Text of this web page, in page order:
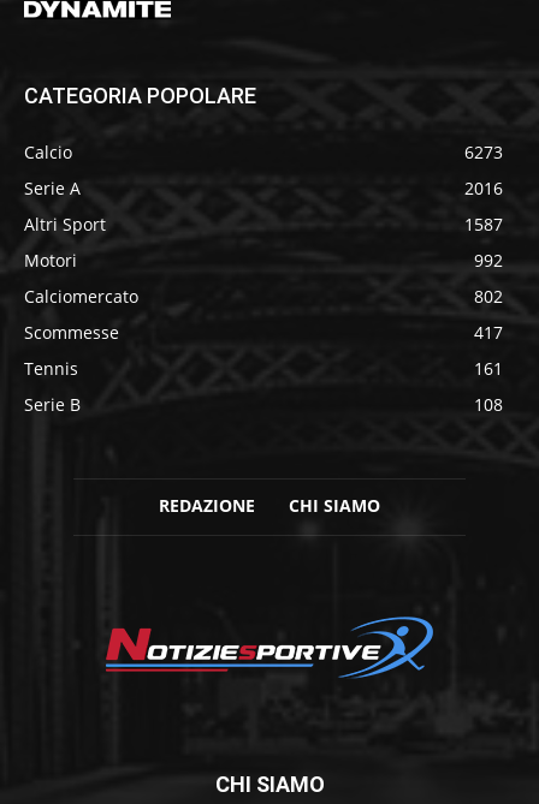
CATEGORIA POPOLARE
Calcio
6273
Serie A
2016
Altri Sport
1587
Motori
992
Calciomercato
802
Scommesse
417
Tennis
161
Serie B
108
REDAZIONE CHI SIAMO
CHI SIAMO